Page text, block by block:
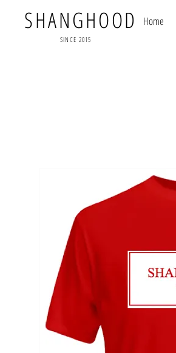
SHANGHOOD
SINCE 2015
Home